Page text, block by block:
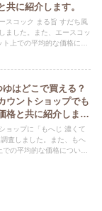
共に紹介します。
スコック まる旨 すだち風
ました。また、エースコッ
上での平均的な価格につ
はどこで買える？
ウントショップでも
格と共に紹介しま
ョップに「もへじ 濃くて
査しました。また、もへ
の平均的な価格について